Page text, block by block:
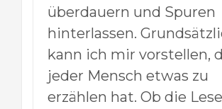
überdauern und Spuren
hinterlassen.
kann ich mir vorstellen,
jeder Mensch etwas zu
erzählen hat. Ob die